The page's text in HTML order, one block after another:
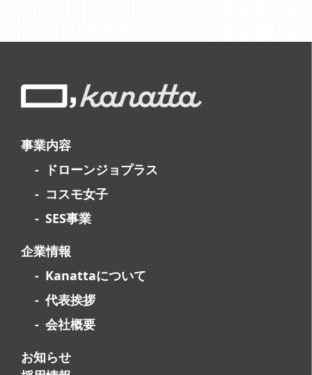
事業内容
ドローンジョプラス
コスモ女子
SES事業
企業情報
Kanattaについて
代表挨拶
会社概要
お知らせ